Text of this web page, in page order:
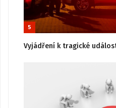
5
Vyjádření k tragické